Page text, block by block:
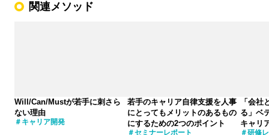
関連メソッド
Will/Can/Mustが若手に刺さら
ない理由
キャリア開発
若手のキャリア自律支援を人事
にとってもメリットのあるもの
にするための2つのポイント
セミナーレポート
「会社
る」ベ
キャリ
研修